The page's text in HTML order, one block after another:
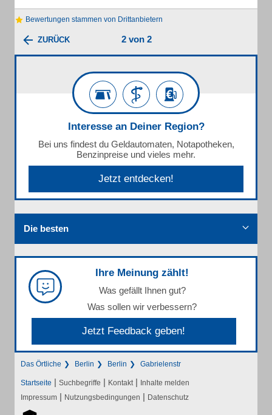
Bewertungen stammen von Drittanbietern
ZURÜCK 2 von 2
Interesse an Deiner Region?
Bei uns findest du Geldautomaten, Notapotheken,
Benzinpreise und vieles mehr.
Jetzt entdecken!
Die besten
Ihre Meinung zählt!
Was gefällt Ihnen gut?
Was sollen wir verbessern?
Jetzt Feedback geben!
Das Örtliche Berlin Berlin Gabrielenstr
Startseite | Suchbegriffe | Kontakt | Inhalte melden
Impressum | Nutzungsbedingungen | Datenschutz